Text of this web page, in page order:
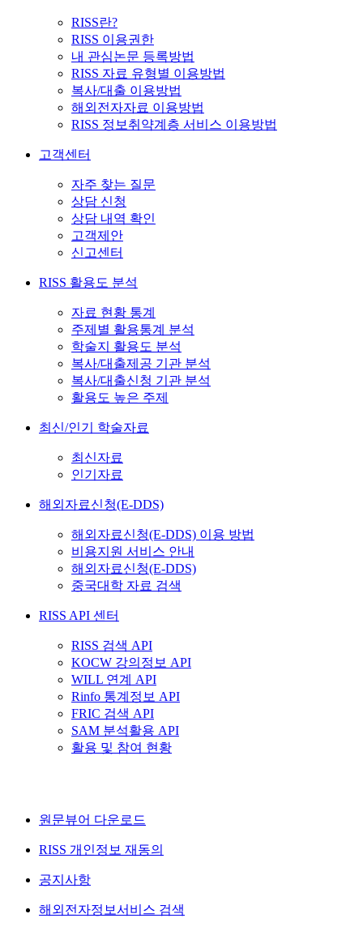
RISS란?
RISS 이용권한
내 관심논문 등록방법
RISS 자료 유형별 이용방법
복사/대출 이용방법
해외전자자료 이용방법
RISS 정보취약계층 서비스 이용방법
고객센터
자주 찾는 질문
상담 신청
상담 내역 확인
고객제안
신고센터
RISS 활용도 분석
자료 현황 통계
주제별 활용통계 분석
학술지 활용도 분석
복사/대출제공 기관 분석
복사/대출신청 기관 분석
활용도 높은 주제
최신/인기 학술자료
최신자료
인기자료
해외자료신청(E-DDS)
해외자료신청(E-DDS) 이용 방법
비용지원 서비스 안내
해외자료신청(E-DDS)
중국대학 자료 검색
RISS API 센터
RISS 검색 API
KOCW 강의정보 API
WILL 연계 API
Rinfo 통계정보 API
FRIC 검색 API
SAM 분석활용 API
활용 및 참여 현황
원문뷰어 다운로드
RISS 개인정보 재동의
공지사항
해외전자정보서비스 검색